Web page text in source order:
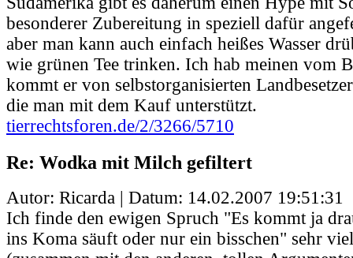
besonderer Zubereitung in speziell dafür
aber man kann auch einfach heißes Wasser
wie grünen Tee trinken. Ich hab meinen vom
kommt er von selbstorganisierten
die man mit dem Kauf unterstützt.
tierrechtsforen.de/2/3266/5710
Re: Wodka mit Milch gefiltert
Autor: Ricarda | Datum: 14.02.2007 19:51:31
Ich finde den ewigen Spruch "Es kommt ja
ins Koma säuft oder nur ein bisschen" sehr